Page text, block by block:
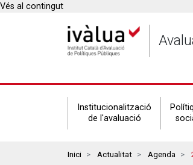
Vés al contingut
Secondary
navigation
Institucionalització
de l'avaluació
Breadcrumbs
Inici Actualitat Agenda